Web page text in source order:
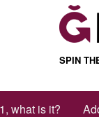
SPIN
what is it?